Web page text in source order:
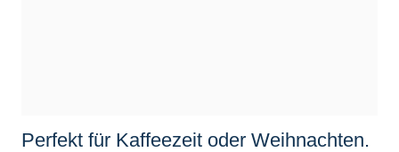
Perfekt für Kaffeezeit oder Weihnachten.